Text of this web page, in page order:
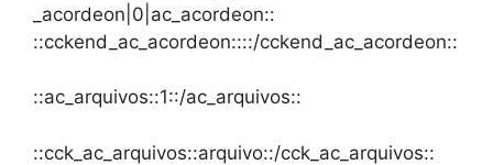
_acordeon|0|ac_acordeon::
::cckend_ac_acordeon::::/cckend_ac_acordeon::
::ac_arquivos::1::/ac_arquivos::
::cck_ac_arquivos::arquivo::/cck_ac_arquivos::